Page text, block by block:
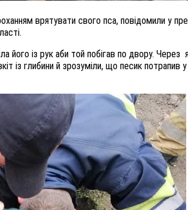
врятувати свого пса, повідомили у
його із рук аби той побігав по двору. Через
із глибини й зрозуміли, що песик потрапив